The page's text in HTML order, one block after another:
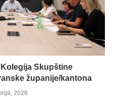
Skupštine
županije/kantona
2026